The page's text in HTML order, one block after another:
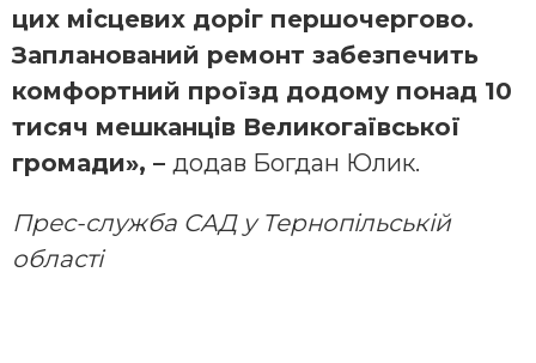
цих місцевих доріг першочергово.
Запланований ремонт забезпечить
комфортний проїзд додому понад 10
тисяч мешканців Великогаївської
громади», – додав Богдан Юлик.
Прес-служба САД у Тернопільській
області